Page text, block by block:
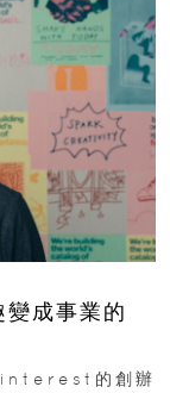
變成事業的
的創辦